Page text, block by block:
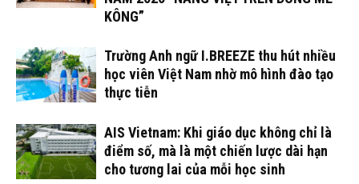
KÔNG”
Trường Anh ngữ I.BREEZE thu hút nhiều
học viên Việt Nam nhờ mô hình đào tạo
thực tiễn
AIS Vietnam: Khi giáo dục không chỉ là
điểm số, mà là một chiến lược dài hạn
cho tương lai của mỗi học sinh